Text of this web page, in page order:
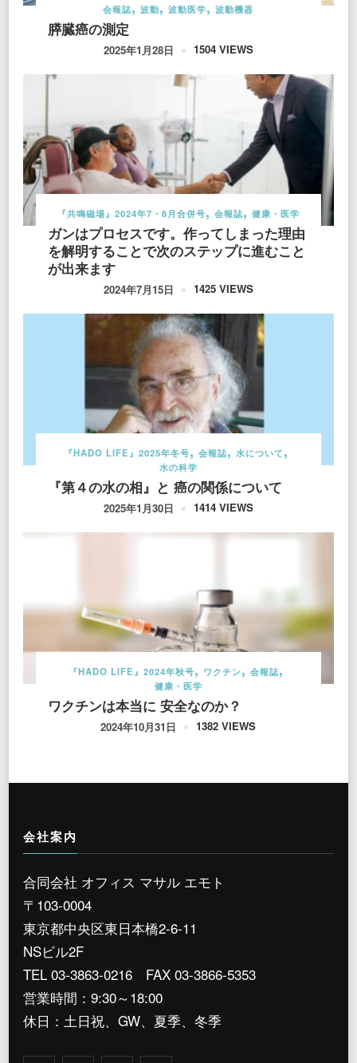
会報誌
波動 波動医学 波動機器
膵臓癌の測定
2025年1月28日 1504 VIEWS
『共鳴磁場』2024年7・8月合併号 会報誌 健康・医学
ガンはプロセスです。作ってしまった理由
を解明することで次のステップに進むこと
が出来ます
2024年7月15日 1425 VIEWS
『HADO LIFE』2025年冬号 会報誌
水について
水の科学
『第４の水の相』と 癌の関係について
2025年1月30日 1414 VIEWS
『HADO LIFE』2024年秋号 ワクチン
会報誌
健康・医学
ワクチンは本当に 安全なのか？
2024年10月31日 1382 VIEWS
会社案内
合同会社 オフィス マサル エモト
〒103-0004
東京都中央区東日本橋2-6-11
NSビル2F
TEL 03-3863-0216 FAX 03-3866-5353
営業時間：9:30～18:00
休日：土日祝、GW、夏季、冬季